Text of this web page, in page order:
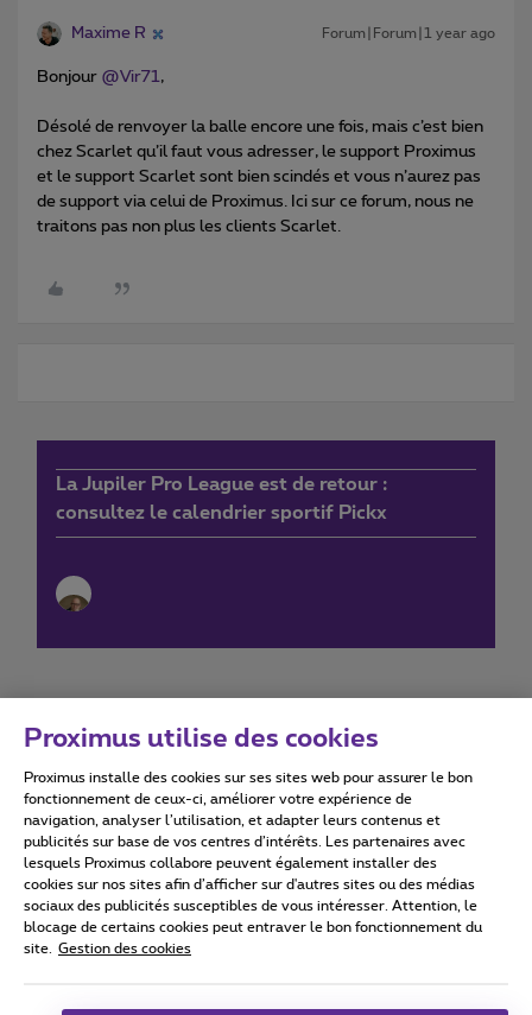
Maxime R Forum|Forum|1 year ago
Bonjour ​ @Vir71,
Désolé de renvoyer la balle encore une fois, mais c’est bien
chez Scarlet qu’il faut vous adresser, le support Proximus
et le support Scarlet sont bien scindés et vous n’aurez pas
de support via celui de Proximus. Ici sur ce forum, nous ne
traitons pas non plus les clients Scarlet.
La Jupiler Pro League est de retour :
consultez le calendrier sportif Pickx
Conditions d'utilisation Accessibility statement
Tous droits réservés. © 2026 Proximus
Conditions générales, info consommateur
Proximus utilise des cookies
Proximus installe des cookies sur ses sites web pour assurer le bon
fonctionnement de ceux-ci, améliorer votre expérience de
navigation, analyser l’utilisation, et adapter leurs contenus et
publicités sur base de vos centres d’intérêts. Les partenaires avec
lesquels Proximus collabore peuvent également installer des
cookies sur nos sites afin d’afficher sur d'autres sites ou des médias
sociaux des publicités susceptibles de vous intéresser. Attention, le
blocage de certains cookies peut entraver le bon fonctionnement du
site.
Gestion des cookies